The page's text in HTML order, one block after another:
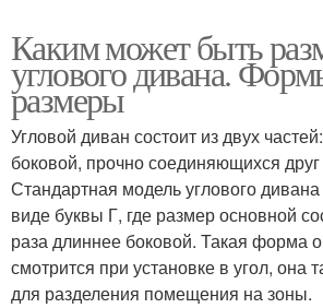
Каким может быть
углового дивана.
размеры
Угловой диван состоит из двух
боковой, прочно соединяющихся друг
Стандартная модель углового
виде буквы Г, где размер основной
раза длиннее боковой. Такая форма
смотрится при установке в угол, она
для разделения помещения на зоны.